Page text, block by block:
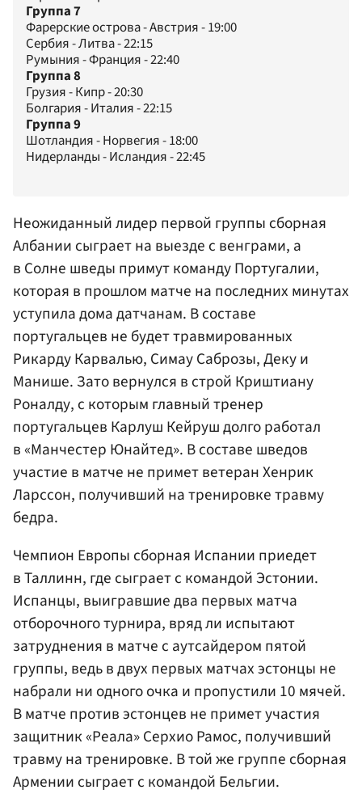
Группа 7
Фарерские острова - Австрия - 19:00
Сербия - Литва - 22:15
Румыния - Франция - 22:40
Группа 8
Грузия - Кипр - 20:30
Болгария - Италия - 22:15
Группа 9
Шотландия - Норвегия - 18:00
Нидерланды - Исландия - 22:45
Неожиданный лидер первой группы сборная
Албании сыграет на выезде с венграми, а
в Солне шведы примут команду Португалии,
которая в прошлом матче на последних минутах
уступила дома датчанам. В составе
португальцев не будет травмированных
Рикарду Карвалью, Симау Саброзы, Деку и
Манише. Зато вернулся в строй Криштиану
Роналду, с которым главный тренер
португальцев Карлуш Кейруш долго работал
в «Манчестер Юнайтед». В составе шведов
участие в матче не примет ветеранХенрик
Ларссон, получивший на тренировке травму
бедра.
Чемпион Европы сборная Испании приедет
в Таллинн, где сыграет с командой Эстонии.
Испанцы, выигравшие два первых матча
отборочного турнира, вряд ли испытают
затруднения в матче с аутсайдером пятой
группы, ведь в двух первых матчах эстонцы не
набрали ни одного очка и пропустили 10 мячей.
В матче против эстонцев не примет участия
защитник «Реала» Серхио Рамос, получивший
травму на тренировке. В той же группе сборная
Армении сыграет с командой Бельгии.